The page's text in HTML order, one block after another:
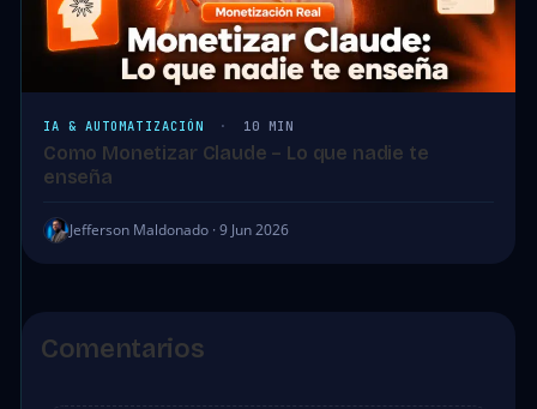
IA & AUTOMATIZACIÓN · 10 MIN
Como Monetizar Claude – Lo que nadie te
enseña
Jefferson Maldonado · 9 Jun 2026
Comentarios